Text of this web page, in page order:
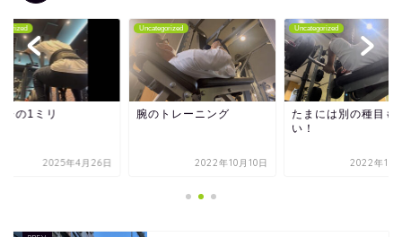
レの1ミリ
2025年4月26日
Uncategorized
腕のトレーニング
2022年10月10日
Uncategorized
たまには別の種目も
い！
2022年10